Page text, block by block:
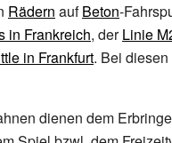
Rädern aufBeton-
in Frankreich, derLinie
in Frankfurt. Bei
dienen dem